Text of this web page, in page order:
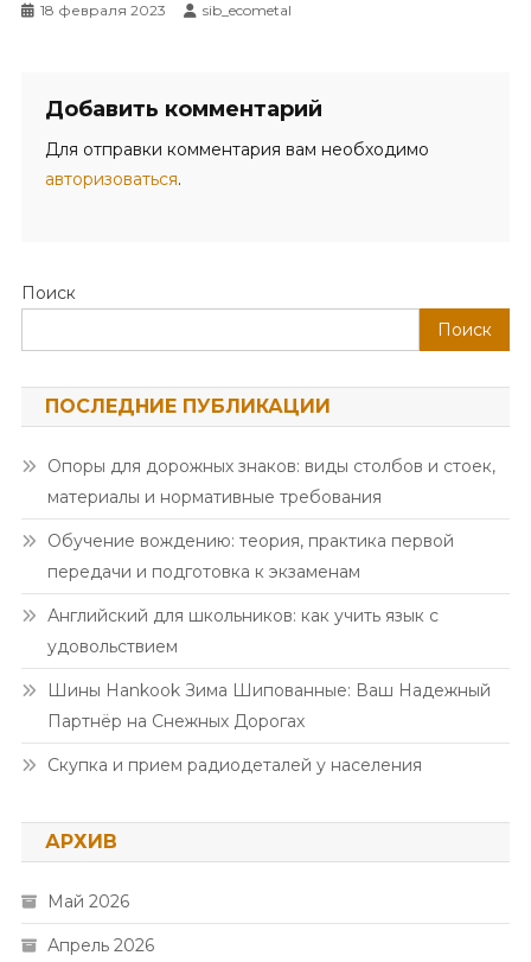
18 февраля 2023 sib_ecometal
Добавить комментарий
Для отправки комментария вам необходимо
авторизоваться.
Поиск
Поиск
ПОСЛЕДНИЕ ПУБЛИКАЦИИ
Опоры для дорожных знаков: виды столбов и стоек,
материалы и нормативные требования
Обучение вождению: теория, практика первой
передачи и подготовка к экзаменам
Английский для школьников: как учить язык с
удовольствием
Шины Hankook Зима Шипованные: Ваш Надежный
Партнёр на Снежных Дорогах
Скупка и прием радиодеталей у населения
АРХИВ
Май 2026
Апрель 2026